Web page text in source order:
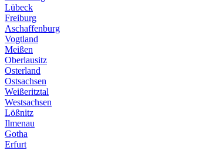
Lübeck
Freiburg
Aschaffenburg
Vogtland
Meißen
Oberlausitz
Osterland
Ostsachsen
Weißeritztal
Westsachsen
Lößnitz
Ilmenau
Gotha
Erfurt